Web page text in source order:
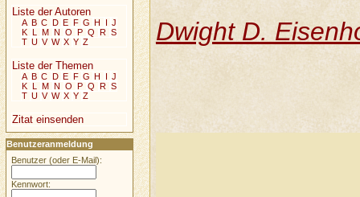
Dwight D.
Liste der Autoren
A B C D E F G H I J
K L M N O P Q R S
T U V W X Y Z
Liste der Themen
A B C D E F G H I J
K L M N O P Q R S
T U V W X Y Z
Zitat einsenden
Benutzeranmeldung
Benutzer (oder E-Mail):
Kennwort: